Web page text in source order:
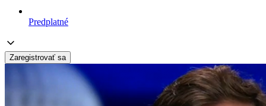
Predplatné
Zaregistrovať sa